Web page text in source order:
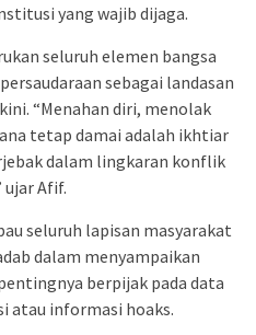
yang wajib dijaga.
seluruh elemen bangsa
sebagai landasan
“Menahan diri, menolak
tetap damai adalah ikhtiar
dalam lingkaran konflik
ujar Afif.
seluruh lapisan masyarakat
dalam menyampaikan
berpijak pada data
atau informasi hoaks.